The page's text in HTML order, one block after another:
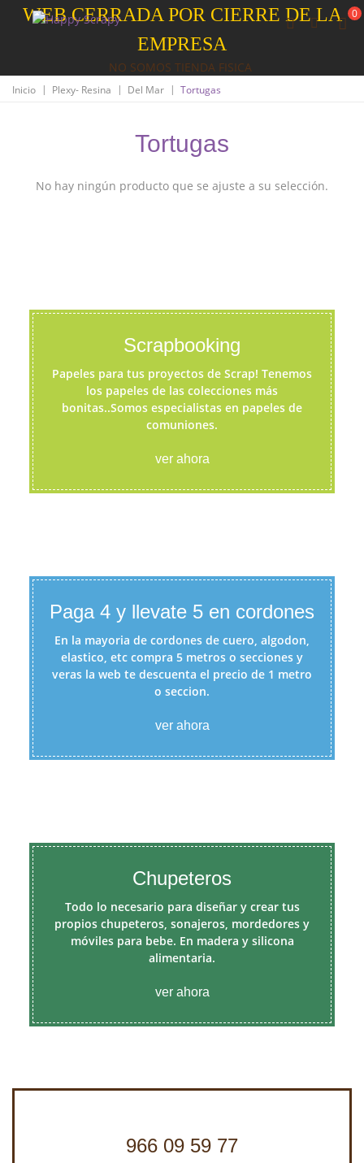
WEB CERRADA POR CIERRE DE LA
EMPRESA
NO SOMOS TIENDA FISICA
0
Inicio | Plexy- Resina | Del Mar | Tortugas
Tortugas
No hay ningún producto que se ajuste a su selección.
Scrapbooking
Papeles para tus proyectos de Scrap! Tenemos
los papeles de las colecciones más
bonitas..Somos especialistas en papeles de
comuniones.
ver ahora
Paga 4 y llevate 5 en cordones
En la mayoria de cordones de cuero, algodon,
elastico, etc compra 5 metros o secciones y
veras la web te descuenta el precio de 1 metro
o seccion.
ver ahora
Chupeteros
Todo lo necesario para diseñar y crear tus
propios chupeteros, sonajeros, mordedores y
móviles para bebe. En madera y silicona
alimentaria.
ver ahora
966 09 59 77